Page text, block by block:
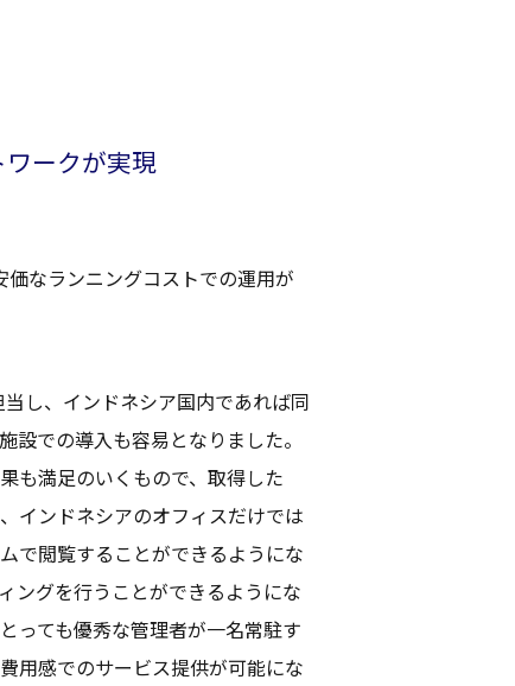
ワークが実現
価なランニングコストでの運用が
当 し、 インドネシア国内であれば同
施設での導入も容易 となりました。
も満足のいくもので、 取得した
インドネシアのオフィスだけでは
で閲覧することができるようにな
ングを行うことができるようにな
っても優秀な管理者が一名常駐す
費用感でのサービス提供が可能にな